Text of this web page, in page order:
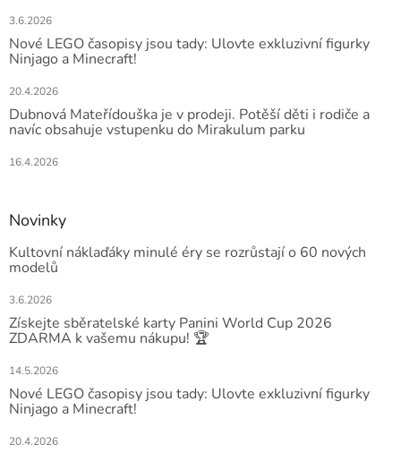
3.6.2026
Nové LEGO časopisy jsou tady: Ulovte exkluzivní figurky
Ninjago a Minecraft!
20.4.2026
Dubnová Mateřídouška je v prodeji. Potěší děti i rodiče a
navíc obsahuje vstupenku do Mirakulum parku
16.4.2026
Novinky
Kultovní náklaďáky minulé éry se rozrůstají o 60 nových
modelů
3.6.2026
Získejte sběratelské karty Panini World Cup 2026
ZDARMA k vašemu nákupu! 🏆
14.5.2026
Nové LEGO časopisy jsou tady: Ulovte exkluzivní figurky
Ninjago a Minecraft!
20.4.2026